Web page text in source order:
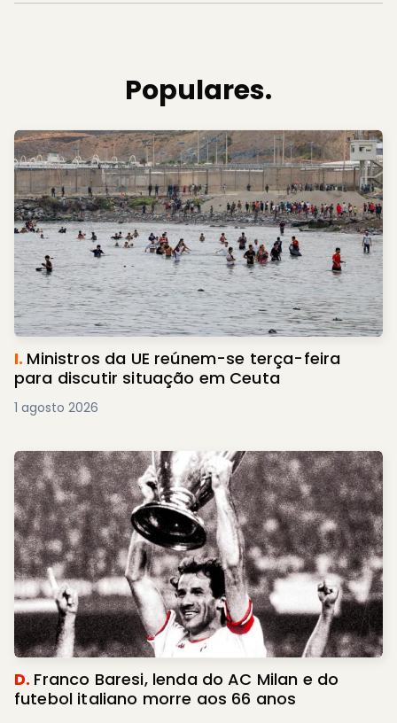
Populares.
I. Ministros da UE reúnem-se terça-feira
para discutir situação em Ceuta
1 agosto 2026
D. Franco Baresi, lenda do AC Milan e do
futebol italiano morre aos 66 anos